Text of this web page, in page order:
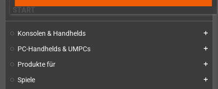
START
Konsolen & Handhelds add
PC-Handhelds & UMPCs add
Produkte für add
Spiele add